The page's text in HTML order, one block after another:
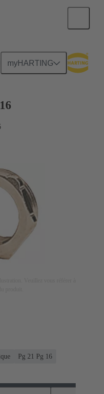
myHARTING
Pg 21 Pg 16